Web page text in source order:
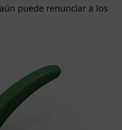
puede renunciar a los